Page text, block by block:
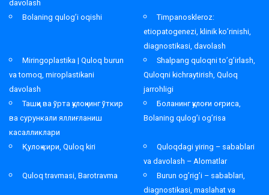
davolash
Bolaning qulog’i oqishi
Timpanoskleroz:
etiopatogenezi, klinik ko’rinishi,
diagnostikasi, davolash
Miringoplastika | Quloq burun
va tomoq, miroplastikani
davolash
Shalpang quloqni to’g’irlash,
Quloqni kichraytirish, Quloq
jarrohligi
Ташқи ва ўрта қулоқнинг ўткир
ва сурункали яллиғланиш
касалликлари
Боланинг қулоғи оғриса,
Bolaning qulog’i og’risa
Қулоқ кири, Quloq kiri
Quloqdagi yiring – sabablari
va davolash – Alomatlar
Quloq travmasi, Barotravma
Burun og’rig’i – sabablari,
diagnostikasi, maslahat va